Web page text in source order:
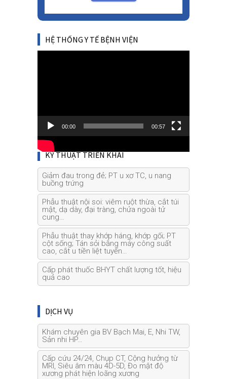
HỆ THỐNG Y TẾ BỆNH VIỆN
00:00 00:57
KỸ THUẬT TRIỂN KHAI
Giảm đau trong đẻ; PT u xơ TC, u nang
buồng trứng
Phẫu thuật nội soi: viêm ruột thừa, cắt túi
mật, dạ dày, đại tràng, chửa ngoài tử
cung…
Phẫu thuật thay khớp háng, khớp gối; PT
cột sống; Tán sỏi bằng máy công suất
cao, cắt u tiền liệt tuyến…
Cấp phát thuốc BHYT chất lượng tốt, hiệu
quả cao
DỊCH VỤ
Khám chuyên gia BV Bạch Mai, E, Nhi TW,
Sản nhi HP…
Cấp cứu 24/24, Chụp CT, Cộng hưởng từ
MRI, Siêu âm màu 4D-5D, Đo mật độ
xương phát hiện loãng xương